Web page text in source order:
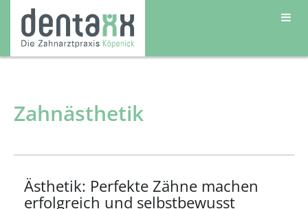
Zahnästhetik
Ästhetik: Perfekte Zähne machen
erfolgreich und selbstbewusst